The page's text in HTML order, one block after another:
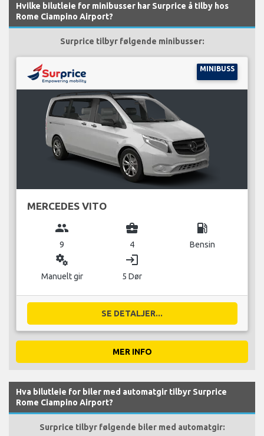
Hvilke bilutleie for minibusser har Surprice å tilby hos
Rome Ciampino Airport?
Surprice tilbyr følgende minibusser:
MINIBUSS
MERCEDES VITO
group
9
business_center
4
local_gas_station
Bensin
miscellaneous_services
Manuelt gir
login
5 Dør
SE DETALJER...
MER INFO
Hva bilutleie for biler med automatgir tilbyr Surprice
Rome Ciampino Airport?
Surprice tilbyr følgende biler med automatgir: